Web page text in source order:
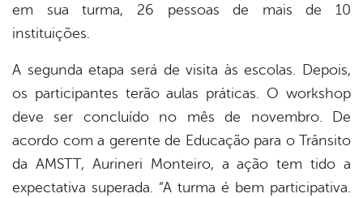
em sua turma, 26 pessoas de mais de 10
instituições.
A segunda etapa será de visita às escolas. Depois,
os participantes terão aulas práticas. O workshop
deve ser concluído no mês de novembro. De
acordo com a gerente de Educação para o Trânsito
da AMSTT, Aurineri Monteiro, a ação tem tido a
expectativa superada. “A turma é bem participativa.